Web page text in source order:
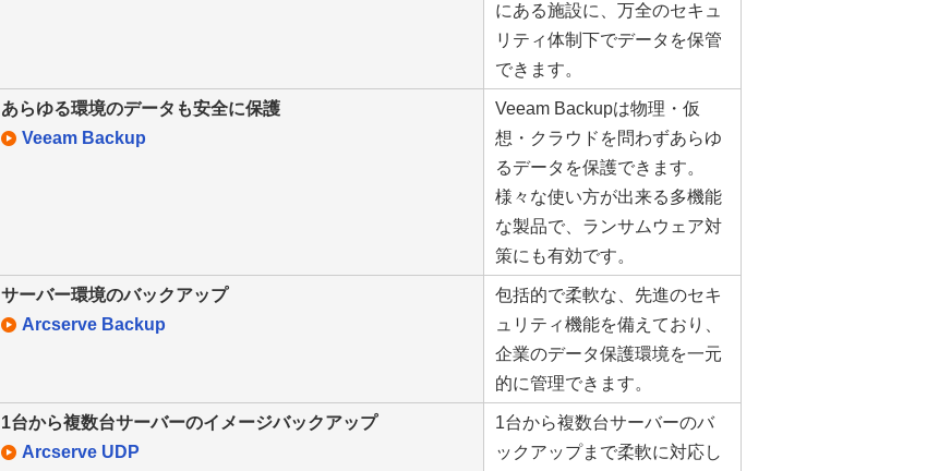
にある施設に、万全のセキュ
リティ体制下でデータを保管
できます。
あらゆる環境のデータも安全に保護
Veeam Backup
Veeam Backupは物理・仮
想・クラウドを問わずあらゆ
るデータを保護できます。
様々な使い方が出来る多機能
な製品で、ランサムウェア対
策にも有効です。
サーバー環境のバックアップ
Arcserve Backup
包括的で柔軟な、先進のセキ
ュリティ機能を備えており、
企業のデータ保護環境を一元
的に管理できます。
1台から複数台サーバーのイメージバックアップ
Arcserve UDP
1台から複数台サーバーのバ
ックアップまで柔軟に対応し